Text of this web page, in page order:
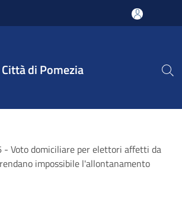
Città di Pomezia
- Voto domiciliare per elettori affetti da
impossibile l'allontanamento